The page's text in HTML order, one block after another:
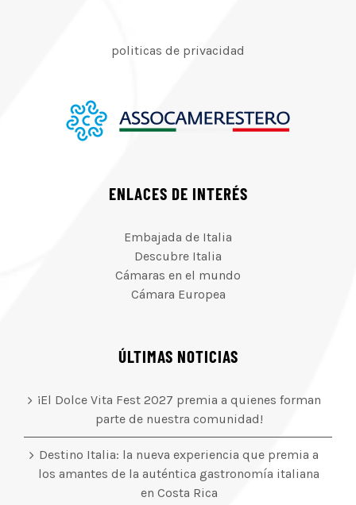
politicas de privacidad
ENLACES DE INTERÉS
Embajada de Italia
Descubre Italia
Cámaras en el mundo
Cámara Europea
ÚLTIMAS NOTICIAS
¡El Dolce Vita Fest 2027 premia a quienes forman
parte de nuestra comunidad!
Destino Italia: la nueva experiencia que premia a
los amantes de la auténtica gastronomía italiana
en Costa Rica